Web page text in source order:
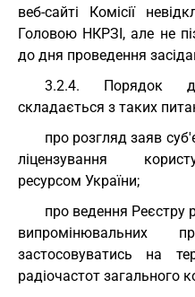
веб-сайті Комісії
Головою НКРЗІ, але не
до дня проведення
3.2.4. Порядок
складається з таких
про розгляд заяв
ліцензування
ресурсом України;
про ведення Реєстру
випромінювальних
застосовуватись на
радіочастот загального